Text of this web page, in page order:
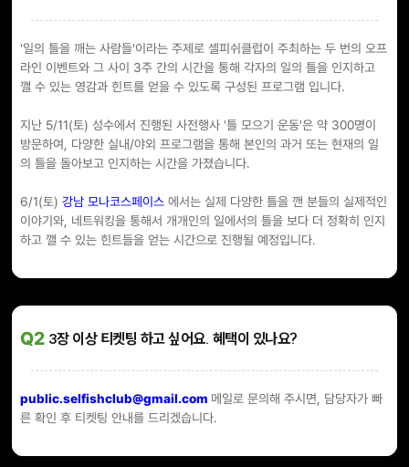
'일의 틀을 깨는 사람들'이라는 주제로 셀피쉬클럽이 주최하는 두 번의 오프
라인 이벤트와 그 사이 3주 간의 시간을 통해 각자의 일의 틀을 인지하고
깰 수 있는 영감과 힌트를 얻을 수 있도록 구성된 프로그램 입니다.
지난 5/11(토) 성수에서 진행된 사전행사 '틀 모으기 운동'은 약 300명이
방문하여, 다양한 실내/야외 프로그램을 통해 본인의 과거 또는 현재의 일
의 틀을 돌아보고 인지하는 시간을 가졌습니다.
6/1(토) 강남 모나코스페이스에서는 실제 다양한 틀을 깬 분들의 실제적인
이야기와, 네트워킹을 통해서 개개인의 일에서의 틀을 보다 더 정확히 인지
하고 깰 수 있는 힌트들을 얻는 시간으로 진행될 예정입니다.
Q2 3장 이상 티켓팅 하고 싶어요. 혜택이 있나요?
public.selfishclub@gmail.com 메일로 문의해 주시면, 담당자가 빠
른 확인 후 티켓팅 안내를 드리겠습니다.